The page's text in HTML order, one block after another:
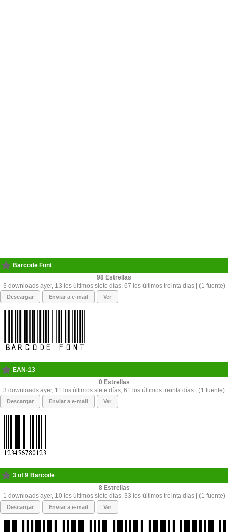
Barcode Font
98
3 downloads ayer, 13 los últimos siete días, 67 los últimos treinta días | (1 fuente)
Descargar Enviar a e-mail Ver
EAN-13
0
3 downloads ayer, 11 los últimos siete días, 61 los últimos treinta días | (1 fuente)
Descargar Enviar a e-mail Ver
3 of 9 Barcode
8
1 downloads ayer, 10 los últimos siete días, 33 los últimos treinta días | (1 fuente)
Descargar Enviar a e-mail Ver